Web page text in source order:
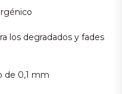
los degradados y fades
de 0,1 mm